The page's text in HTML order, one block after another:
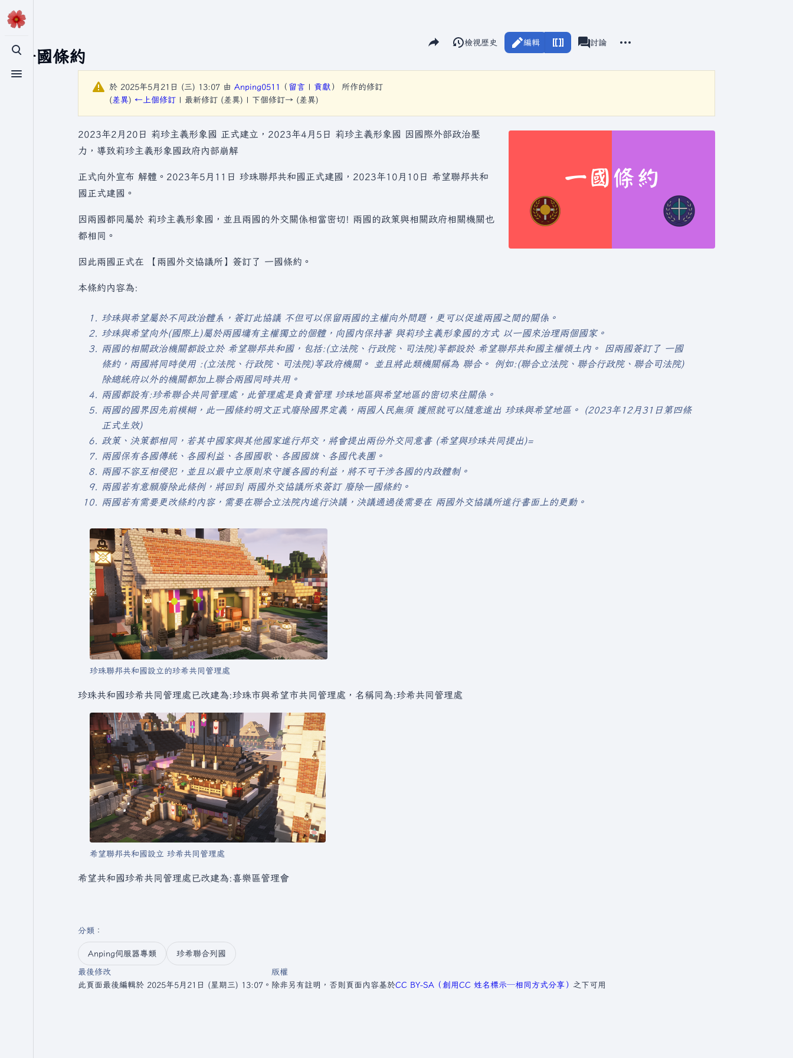
切換搜尋
切換選單
TS一國條約
分享此頁面
視圖閱讀 編輯
檢視歷史 associated-pages
頁面
討論
於 2025年5月21日 (三) 13:07 由 Anping0511 （ 留言 | 貢獻 ）
所作的修訂
(差異) ←上個修訂 | 最新修訂 (差異) | 下個修訂→ (差異)
2023年2月20日 莉珍主義形象國 正式建立，2023年4月5日 莉珍主義形象國 因國際外部政治壓
力，導致莉珍主義形象國政府內部崩解
正式向外宣布 解體。2023年5月11日 珍珠聯邦共和國正式建國，2023年10月10日 希望聯邦共和
國正式建國。
因兩國都同屬於 莉珍主義形象國，並且兩國的外交關係相當密切! 兩國的政策與相關政府相關機關也
都相同。
因此兩國正式在 【兩國外交協議所】簽訂了 一國條約。
本條約內容為:
珍珠與希望屬於不同政治體系，簽訂此協議 不但可以保留兩國的主權向外問題，更可以促進兩國之間的關係。
珍珠與希望向外(國際上)屬於兩國墉有主權獨立的個體，向國內保持著 與莉珍主義形象國的方式 以一國來治理兩個國家。
兩國的相關政治機關都設立於 希望聯邦共和國，包括:(立法院、行政院、司法院)等都設於 希望聯邦共和國主權領土內。 因兩國簽訂了 一國
條約，兩國將同時使用 :(立法院、行政院、司法院)等政府機關。 並且將此類機關稱為 聯合。 例如:(聯合立法院、聯合行政院、聯合司法院)
除總統府以外的機關都加上聯合兩國同時共用。
兩國都設有:珍希聯合共同管理處，此管理處是負責管理 珍珠地區與希望地區的密切來往關係。
兩國的國界因先前模糊，此一國條約明文正式廢除國界定義，兩國人民無須 護照就可以隨意進出 珍珠與希望地區。 (2023年12月31日第四條
正式生效)
政策、決策都相同，若其中國家與其他國家進行邦交，將會提出兩份外交同意書 (希望與珍珠共同提出)=
兩國保有各國傳統、各國利益、各國國歌、各國國旗、各國代表團。
兩國不容互相侵犯，並且以最中立原則來守護各國的利益，將不可干涉各國的內政體制。
兩國若有意願廢除此條例，將回到 兩國外交協議所來簽訂 廢除一國條約。
兩國若有需要更改條約內容，需要在聯合立法院內進行決議，決議通過後需要在 兩國外交協議所進行書面上的更動。
珍珠聯邦共和國設立的珍希共同管理處
珍珠共和國珍希共同管理處已改建為:珍珠市與希望市共同管理處，名稱同為:珍希共同管理處
希望聯邦共和國設立 珍希共同管理處
希望共和國珍希共同管理處已改建為:喜樂區管理會
分類 ：​
Anping伺服器專類
珍希聯合列國
最後修改
此頁面最後編輯於 2025年5月21日 (星期三) 13:07。
版權
除非另有註明，否則頁面內容基於CC BY-SA（創用CC 姓名標示─相同方式分享） 之下可用